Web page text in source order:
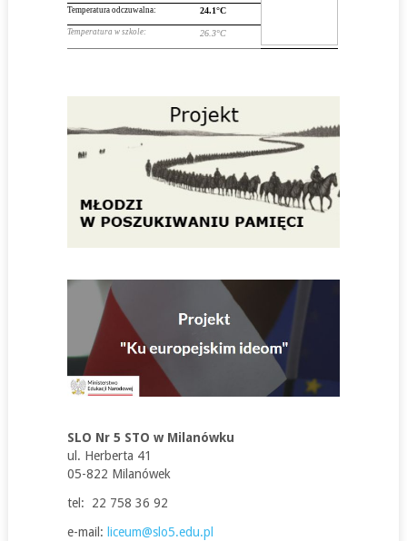
SLO Nr 5 STO w Milanówku
ul. Herberta 41
05-822 Milanówek
tel: 22 758 36 92
e-mail: liceum@slo5.edu.pl